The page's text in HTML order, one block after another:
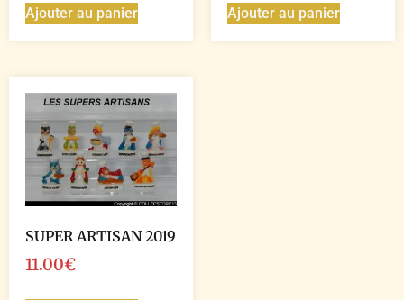
Ajouter au panier Ajouter au panier
SUPER ARTISAN 2019
11.00€